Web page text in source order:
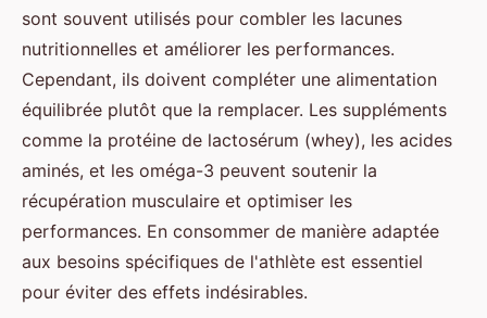
sont souvent utilisés pour combler les lacunes
nutritionnelles et améliorer les performances.
Cependant, ils doivent compléter une alimentation
équilibrée plutôt que la remplacer. Les suppléments
comme la protéine de lactosérum (whey), les acides
aminés, et les oméga-3 peuvent soutenir la
récupération musculaire et optimiser les
performances. En consommer de manière adaptée
aux besoins spécifiques de l'athlète est essentiel
pour éviter des effets indésirables.